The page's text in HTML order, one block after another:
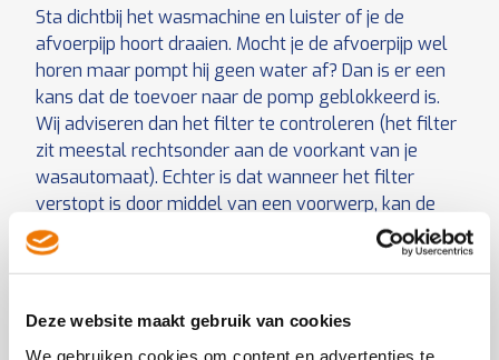
Deze website maakt gebruik van cookies
We gebruiken cookies om content en advertenties te
Sta dichtbij het wasmachine en luister of je de
afvoerpijp hoort draaien. Mocht je de afvoerpijp wel
horen maar pompt hij geen water af? Dan is er een
kans dat de toevoer naar de pomp geblokkeerd is.
Wij adviseren dan het filter te controleren (het filter
zit meestal rechtsonder aan de voorkant van je
wasautomaat). Echter is dat wanneer het filter
verstopt is door middel van een voorwerp, kan de
wasmachine niet meer goed functioneren, in dit
geval afpompen.
Mogelijke oplossing voor het filter: